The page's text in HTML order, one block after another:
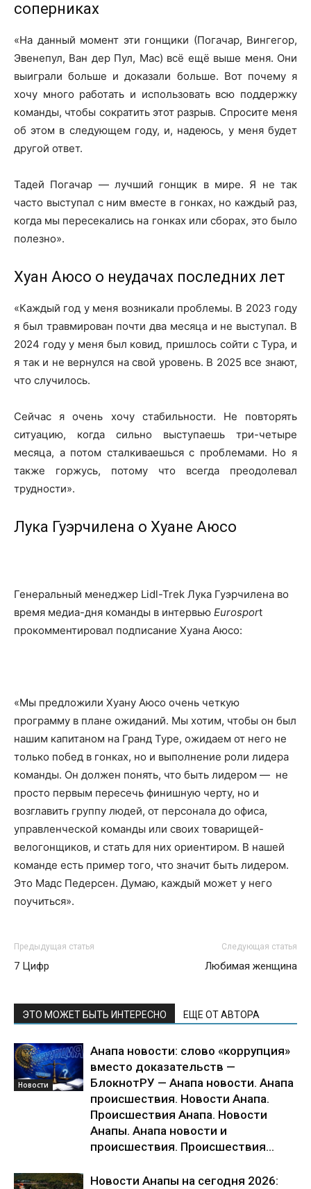
соперниках
«На данный момент эти гонщики (Погачар, Вингегор,
Эвенепул, Ван дер Пул, Мас) всё ещё выше меня. Они
выиграли больше и доказали больше. Вот почему я
хочу много работать и использовать всю поддержку
команды, чтобы сократить этот разрыв. Спросите меня
об этом в следующем году, и, надеюсь, у меня будет
другой ответ.
Тадей Погачар — лучший гонщик в мире. Я не так
часто выступал с ним вместе в гонках, но каждый раз,
когда мы пересекались на гонках или сборах, это было
полезно».
Хуан Аюсо о неудачах последних лет
«Каждый год у меня возникали проблемы. В 2023 году
я был травмирован почти два месяца и не выступал. В
2024 году у меня был ковид, пришлось сойти с Тура, и
я так и не вернулся на свой уровень. В 2025 все знают,
что случилось.
Сейчас я очень хочу стабильности. Не повторять
ситуацию, когда сильно выступаешь три-четыре
месяца, а потом сталкиваешься с проблемами. Но я
также горжусь, потому что всегда преодолевал
трудности».
Лука Гуэрчилена о Хуане Аюсо
Генеральный менеджер Lidl-Trek Лука Гуэрчилена во
время медиа-дня команды в интервью Eurosport
прокомментировал подписание Хуана Аюсо:
«Мы предложили Хуану Аюсо очень четкую
программу в плане ожиданий. Мы хотим, чтобы он был
нашим капитаном на Гранд Туре, ожидаем от него не
только побед в гонках, но и выполнение роли лидера
команды. Он должен понять, что быть лидером — не
просто первым пересечь финишную черту, но и
возглавить группу людей, от персонала до офиса,
управленческой команды или своих товарищей-
велогонщиков, и стать для них ориентиром. В нашей
команде есть пример того, что значит быть лидером.
Это Мадс Педерсен. Думаю, каждый может у него
поучиться».
Предыдущая статья
7 Цифр
Следующая статья
Любимая женщина
ЭТО МОЖЕТ БЫТЬ ИНТЕРЕСНО ЕЩЕ ОТ АВТОРА
Новости
Анапа новости: слово «коррупция»
вместо доказательств —
БлокнотРУ — Анапа новости. Анапа
происшествия. Новости Анапа.
Происшествия Анапа. Новости
Анапы. Анапа новости и
происшествия. Происшествия...
Новости Анапы на сегодня 2026: